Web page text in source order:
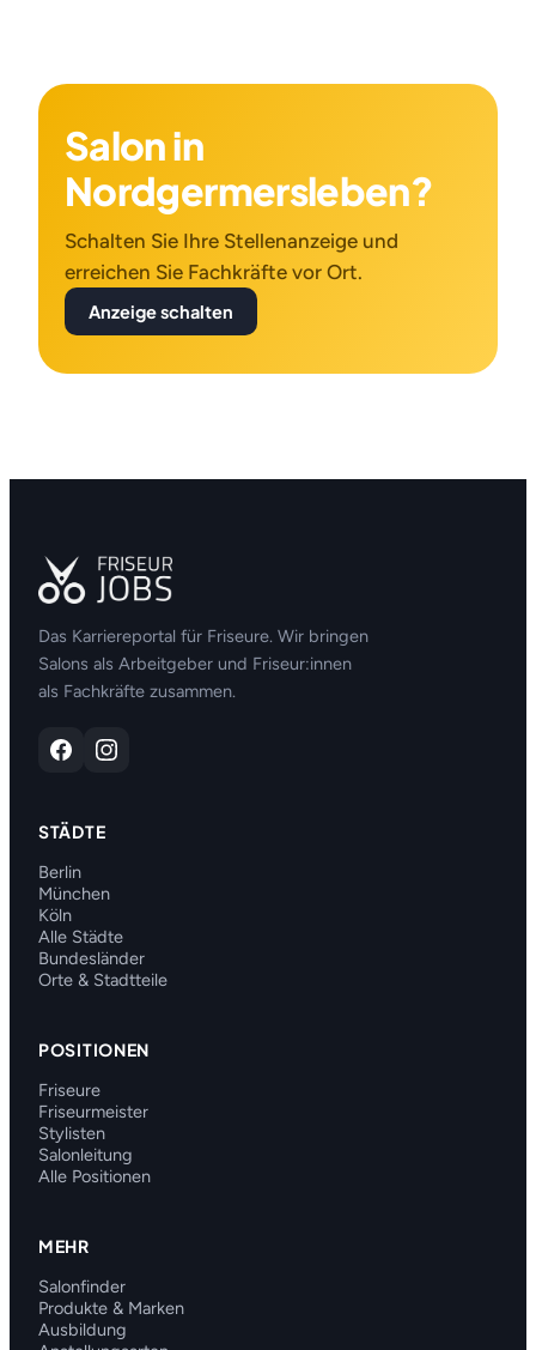
Salon in
Nordgermersleben?
Schalten Sie Ihre Stellenanzeige und
erreichen Sie Fachkräfte vor Ort.
Anzeige schalten
Das Karriereportal für Friseure. Wir bringen
Salons als Arbeitgeber und Friseur:innen
als Fachkräfte zusammen.
STÄDTE
Berlin
München
Köln
Alle Städte
Bundesländer
Orte & Stadtteile
POSITIONEN
Friseure
Friseurmeister
Stylisten
Salonleitung
Alle Positionen
MEHR
Salonfinder
Produkte & Marken
Ausbildung